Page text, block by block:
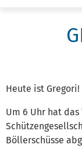
Heute ist Gregori!
Um 6 Uhr hat
Böllerschüsse